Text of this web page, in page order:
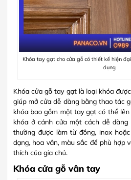
Khóa tay gạt cho cửa gỗ có thiết kế hiện
dụng
Khóa cửa gỗ tay gạt là loại khóa
giúp mở cửa dễ dàng bằng thao tác
khóa bao gồm một tay gạt có thể
khóa ở cánh cửa một cách dễ
thường được làm từ đồng, inox
dạng, hoa văn, màu sắc để phù hợp
thích của gia chủ.
Khóa cửa gỗ vân tay